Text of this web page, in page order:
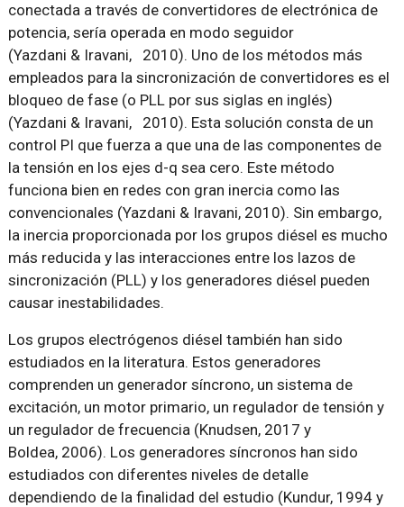
conectada a través de convertidores de electrónica de
potencia, sería operada en modo seguidor
(Yazdani & Iravani, 2010). Uno de los métodos más
empleados para la sincronización de convertidores es el
bloqueo de fase (o PLL por sus siglas en inglés)
(Yazdani & Iravani, 2010). Esta solución consta de un
control PI que fuerza a que una de las componentes de
la tensión en los ejes d-q sea cero. Este método
funciona bien en redes con gran inercia como las
convencionales (Yazdani & Iravani, 2010). Sin embargo,
la inercia proporcionada por los grupos diésel es mucho
más reducida y las interacciones entre los lazos de
sincronización (PLL) y los generadores diésel pueden
causar inestabilidades.
Los grupos electrógenos diésel también han sido
estudiados en la literatura. Estos generadores
comprenden un generador síncrono, un sistema de
excitación, un motor primario, un regulador de tensión y
un regulador de frecuencia (Knudsen, 2017 y
Boldea, 2006). Los generadores síncronos han sido
estudiados con diferentes niveles de detalle
dependiendo de la finalidad del estudio (Kundur, 1994 y